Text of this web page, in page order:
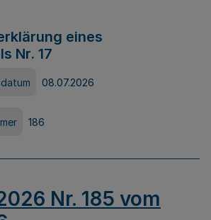
eines
Nr. 17
08.07.2026
186
Nr. 185 vom